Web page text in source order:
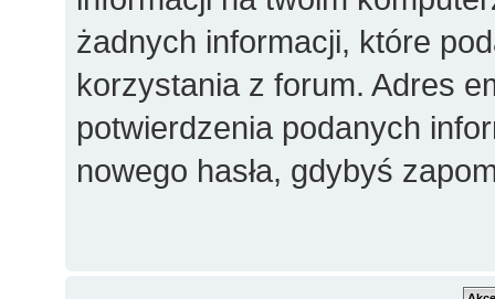
żadnych informacji, które
korzystania z forum. Adres
potwierdzenia podanych
nowego hasła, gdybyś